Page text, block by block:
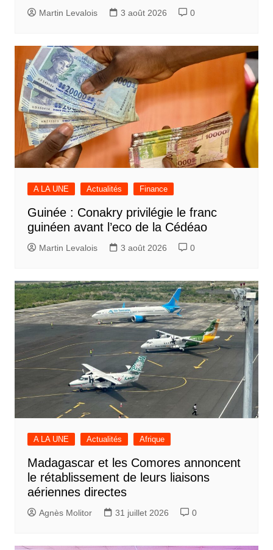
Martin Levalois 3 août 2026 0
A LA UNE Actualités Finance
Guinée : Conakry privilégie le franc
guinéen avant l’eco de la Cédéao
Martin Levalois 3 août 2026 0
A LA UNE Actualités Afrique
Madagascar et les Comores annoncent
le rétablissement de leurs liaisons
aériennes directes
Agnès Molitor 31 juillet 2026 0